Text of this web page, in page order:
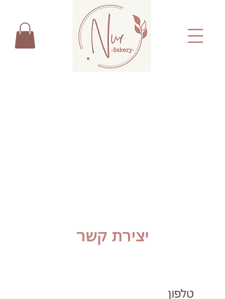
יצירת קשר
טלפון